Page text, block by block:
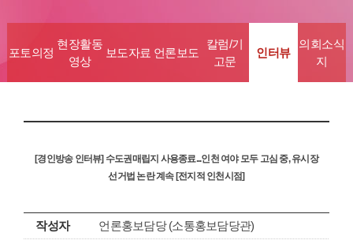
포토의정
현장활동
영상
보도자료 언론보도
칼럼/기
고문
인터뷰
의회소식
지
[경인방송 인터뷰] 수도권매립지 사용종료...인천 여야 모두 고심 중, 유시장
선거법 논란 계속 [전지적 인천시점]
작성자
언론홍보담당 (소통홍보담당관)